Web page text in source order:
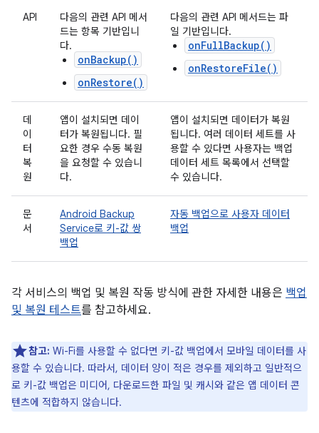
API
다음의 관련 API 메서
드는 항목 기반입니
다.
onBackup()
onRestore()
다음의 관련 API 메서드는 파
일 기반입니다.
onFullBackup()
onRestoreFile()
데
이
터
복
원
앱이 설치되면 데이
터가 복원됩니다. 필
요한 경우 수동 복원
을 요청할 수 있습니
다.
앱이 설치되면 데이터가 복원
됩니다. 여러 데이터 세트를 사
용할 수 있다면 사용자는 백업
데이터 세트 목록에서 선택할
수 있습니다.
문
서
Android Backup
Service로 키-값 쌍
백업
자동 백업으로 사용자 데이터
백업
각 서비스의 백업 및 복원 작동 방식에 관한 자세한 내용은 백업
및 복원 테스트를 참고하세요.
참고: Wi-Fi를 사용할 수 없다면 키-값 백업에서 모바일 데이터를 사
용할 수 있습니다. 따라서, 데이터 양이 적은 경우를 제외하고 일반적으
로 키-값 백업은 미디어, 다운로드한 파일 및 캐시와 같은 앱 데이터 콘
텐츠에 적합하지 않습니다.